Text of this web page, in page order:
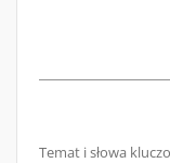
Temat i słowa